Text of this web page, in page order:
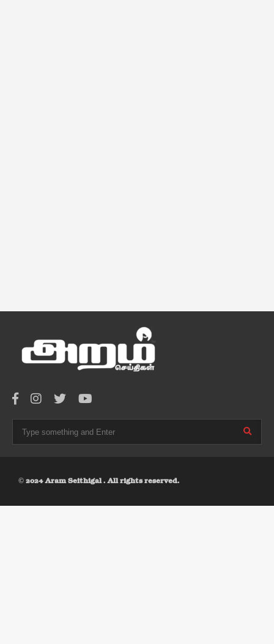
© 2024 Aram Seithigal . All rights reserved.